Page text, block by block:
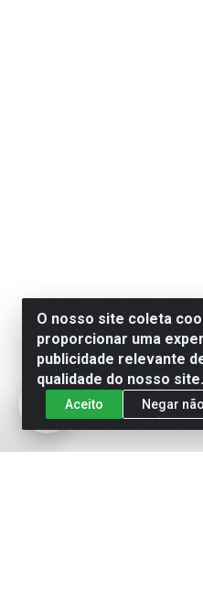
O nosso site coleta
proporcionar uma
publicidade relevante
qualidade do nosso site.
Aceito Negar